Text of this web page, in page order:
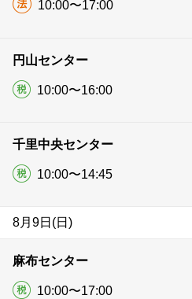
10:00〜17:00
円山センター
10:00〜16:00
千里中央センター
10:00〜14:45
8月9日(日)
麻布センター
10:00〜17:00